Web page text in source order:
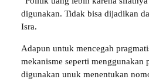
digunakan. Tidak bisa dijadikan
Isra.
Adapun untuk mencegah
mekanisme seperti menggunakan
digunakan unuk menentukan